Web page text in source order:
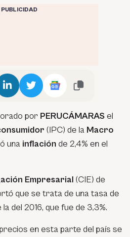
PUBLICIDAD
por PERUCÁMARAS el
(IPC) de la Macro
una inflación de 2,4% en el
Empresarial (CIE) de
que se trata de una tasa de
del 2016, que fue de 3,3%.
en esta parte del país se